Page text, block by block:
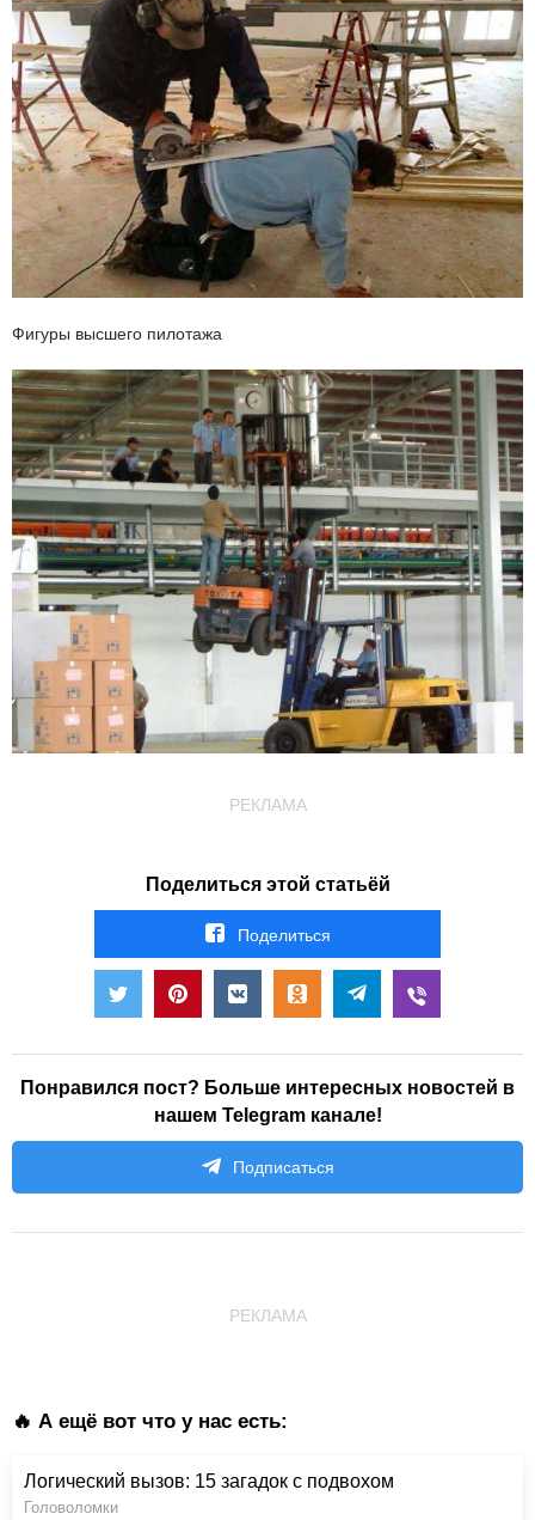
Фигуры высшего пилотажа
РЕКЛАМА
Поделиться этой статьёй
Поделиться
Понравился пост? Больше интересных новостей в
нашем Telegram канале!
Подписаться
РЕКЛАМА
🔥 А ещё вот что у нас есть:
Логический вызов: 15 загадок с подвохом
Головоломки